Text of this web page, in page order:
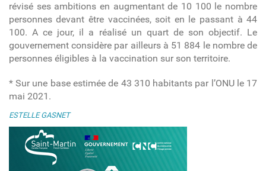
révisé ses ambitions en augmentant de 10 100 le nombre
personnes devant être vaccinées, soit en le passant à 44
100. A ce jour, il a réalisé un quart de son objectif. Le
gouvernement considère par ailleurs à 51 884 le nombre de
personnes éligibles à la vaccination sur son territoire.
* Sur une base estimée de 43 310 habitants par l’ONU le 17
mai 2021.
ESTELLE GASNET